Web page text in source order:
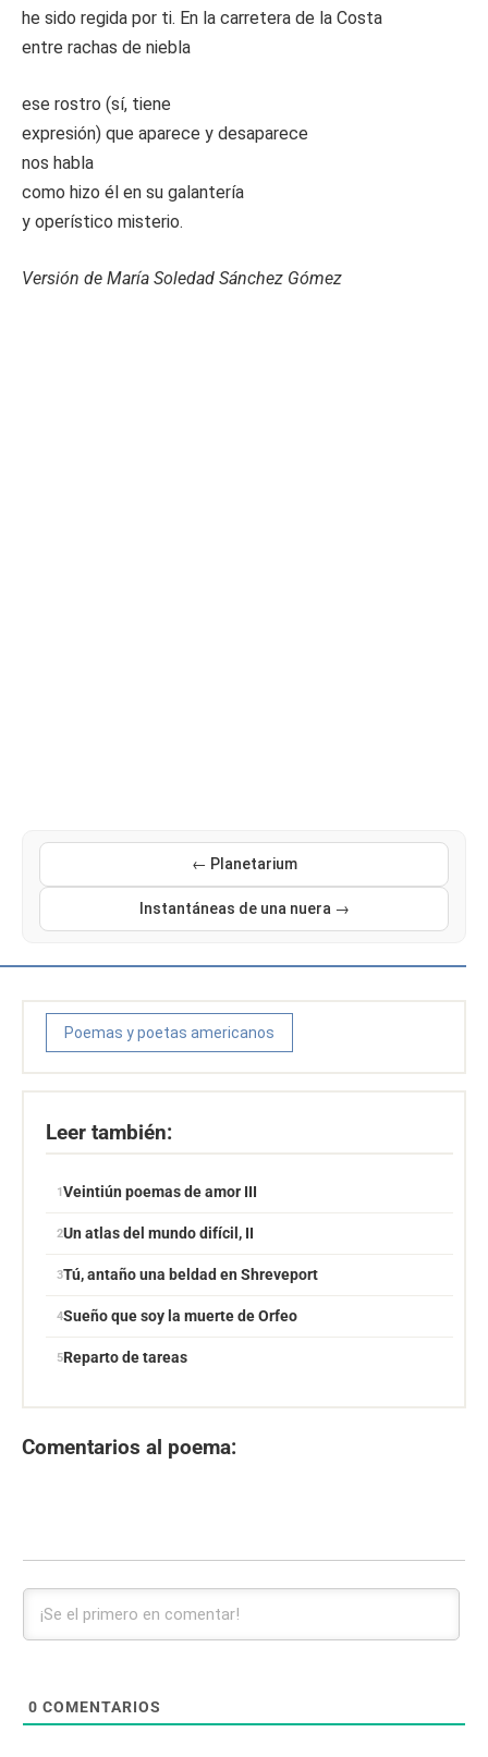
he sido regida por ti. En la carretera de la Costa
entre rachas de niebla
ese rostro (sí, tiene
expresión) que aparece y desaparece
nos habla
como hizo él en su galantería
y operístico misterio.
Versión de María Soledad Sánchez Gómez
← Planetarium
Instantáneas de una nuera →
Poemas y poetas americanos
Leer también:
Veintiún poemas de amor III
Un atlas del mundo difícil, II
Tú, antaño una beldad en Shreveport
Sueño que soy la muerte de Orfeo
Reparto de tareas
Comentarios al poema:
0 COMENTARIOS